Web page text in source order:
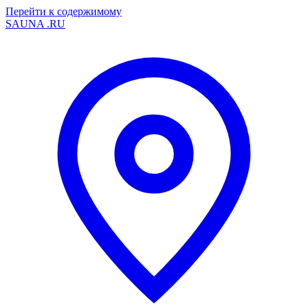
Перейти к содержимому
SAUNA .RU